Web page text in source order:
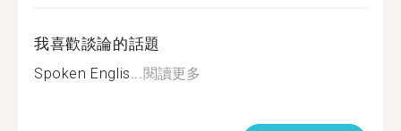
我喜歡談論的話題
Spoken Englis...閱讀更多